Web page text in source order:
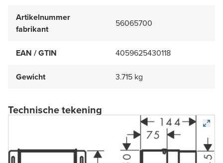
Artikelnummer
fabrikant
56065700
EAN / GTIN 4059625430118
Gewicht 3.715 kg
Technische tekening